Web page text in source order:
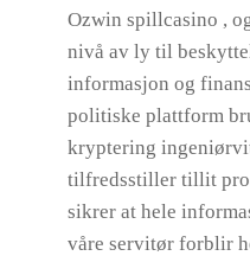
Ozwin spillcasino ,
nivå av ly til
informasjon og
politiske plattform
kryptering
tilfredsstiller tillit
sikrer at hele
våre servitør forblir